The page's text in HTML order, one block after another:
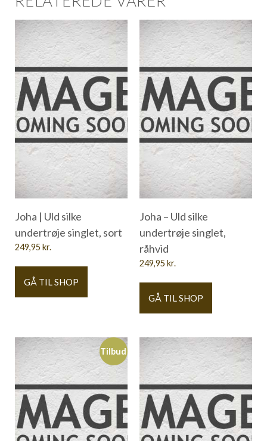
Joha | Uld silke
undertrøje singlet, sort
249,95 kr.
GÅ TIL SHOP
Joha – Uld silke
undertrøje singlet,
råhvid
249,95 kr.
GÅ TIL SHOP
Tilbud